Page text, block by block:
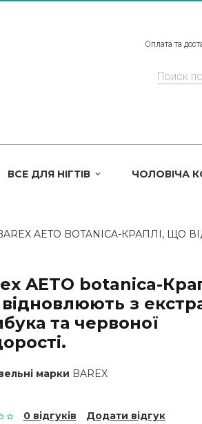
Оплата та
ВСЕ ДЛЯ НІГТІВ ЧОЛОВІЧА
AETO BOTANICA-КРАПЛІ,
AETO botanica-
з
та червоної
марки BAREX
0 відгуків Додати відгук